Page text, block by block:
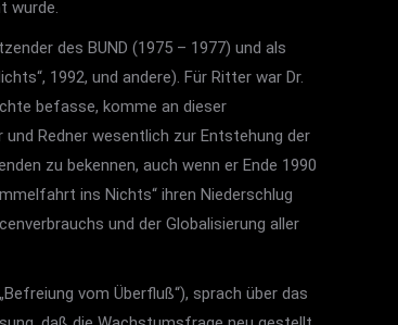
wurde.
des BUND (1975 – 1977) und als
1992, und andere). Für Ritter war Dr.
befasse, komme an dieser
Redner wesentlich zur Entstehung der
zu bekennen, auch wenn er Ende 1990
ins Nichts“ ihren Niederschlug
und der Globalisierung aller
vom Überfluß“), sprach über das